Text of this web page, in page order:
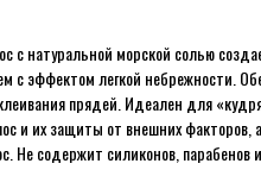
с натуральной морской солью
с эффектом легкой небрежности.
прядей. Идеален для
и их защиты от внешних факторов,
Не содержит силиконов, парабенов